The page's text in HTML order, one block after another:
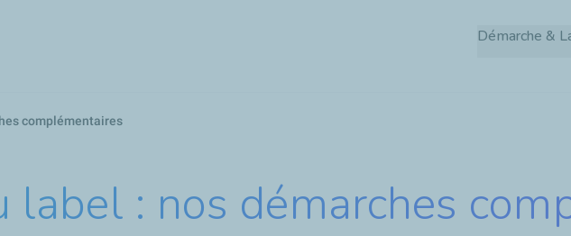
Démarche &
complémentaires
: nos démarches